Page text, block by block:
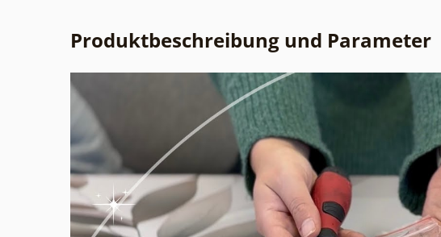
Produktbeschreibung und Parameter